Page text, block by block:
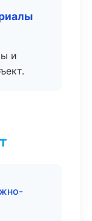
и